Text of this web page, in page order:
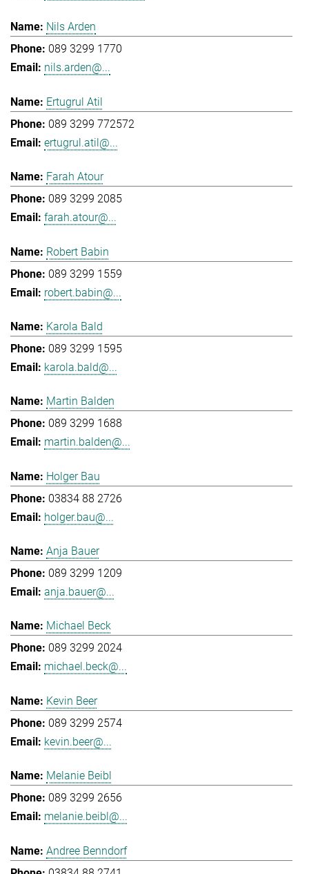
Nils Arden
089 3299 1770
nils.arden@...
Ertugrul Atil
089 3299 772572
ertugrul.atil@...
Farah Atour
089 3299 2085
farah.atour@...
Robert Babin
089 3299 1559
robert.babin@...
Karola Bald
089 3299 1595
karola.bald@...
Martin Balden
089 3299 1688
martin.balden@...
Holger Bau
03834 88 2726
holger.bau@...
Anja Bauer
089 3299 1209
anja.bauer@...
Michael Beck
089 3299 2024
michael.beck@...
Kevin Beer
089 3299 2574
kevin.beer@...
Melanie Beibl
089 3299 2656
melanie.beibl@...
Andree Benndorf